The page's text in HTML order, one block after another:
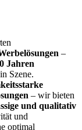
–
Jahren
Szene.
– wir bieten
und qualitativ
und
optimal